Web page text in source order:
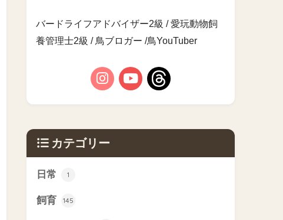
バードライフアドバイザー2級 / 愛玩動物飼
養管理士2級 / 鳥ブロガー /鳥YouTuber
カテゴリー
日常 1
飼育 145